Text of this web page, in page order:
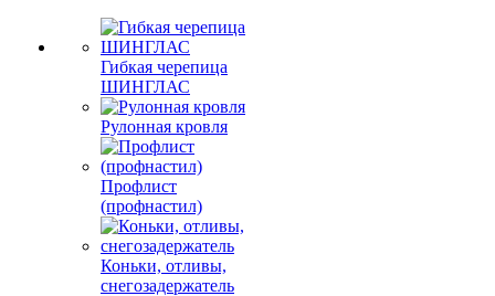
Гибкая черепица
ШИНГЛАС
Рулонная кровля
Профлист
(профнастил)
Коньки, отливы,
снегозадержатель